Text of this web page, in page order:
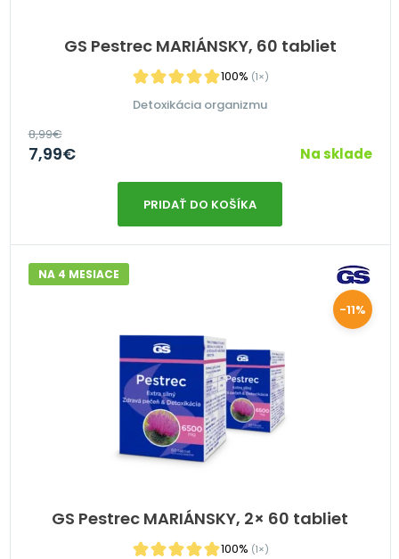
GS Pestrec MARIÁNSKY, 60 tabliet
100% (1×)
Detoxikácia organizmu
8,99€
7,99€ Na sklade
PRIDAŤ DO KOŠÍKA
GS Pestrec MARIÁNSKY, 2× 60 tabliet
100% (1×)
NA 4 MESIACE
-11%